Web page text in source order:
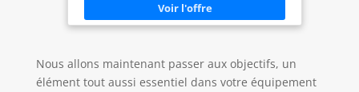
objectif zoom standard de haute qualité adapté à
la photographie générale. PRÉCIS Capturez
l'instant exactement tel que vous vous en
Profitez de la prise de vue guidée en direct avec le
mode Creative Auto. Ajoutez des finitions uniques
Nous allons maintenant passer aux objectifs, un
élément tout aussi essentiel dans votre équipement